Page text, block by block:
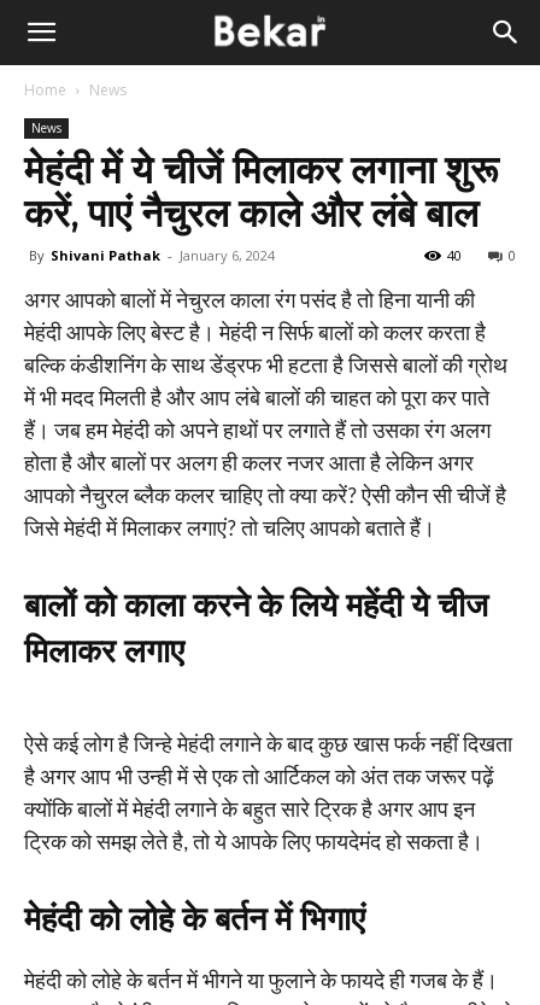
Home News
News
मेहंदी में ये चीजें मिलाकर लगाना शुरू
करें, पाएं नैचुरल काले और लंबे बाल
By Shivani Pathak - January 6, 2024 0
40
अगर आपको बालों में नेचुरल काला रंग पसंद है तो हिना यानी की
मेहंदी आपके लिए बेस्ट है। मेहंदी न सिर्फ बालों को कलर करता है
बल्कि कंडीशनिंग के साथ डेंड्रफ भी हटता है जिससे बालों की ग्रोथ
में भी मदद मिलती है और आप लंबे बालों की चाहत को पूरा कर पाते
हैं। जब हम मेहंदी को अपने हाथों पर लगाते हैं तो उसका रंग अलग
होता है और बालों पर अलग ही कलर नजर आता है लेकिन अगर
आपको नैचुरल ब्लैक कलर चाहिए तो क्या करें? ऐसी कौन सी चीजें है
जिसे मेहंदी में मिलाकर लगाएं? तो चलिए आपको बताते हैं।
बालों को काला करने के लिये महेंदी ये चीज
मिलाकर लगाए
ऐसे कई लोग है जिन्हे मेहंदी लगाने के बाद कुछ खास फर्क नहीं दिखता
है अगर आप भी उन्ही में से एक तो आर्टिकल को अंत तक जरूर पढ़ें
क्योंकि बालों में मेहंदी लगाने के बहुत सारे ट्रिक है अगर आप इन
ट्रिक को समझ लेते है, तो ये आपके लिए फायदेमंद हो सकता है।
मेहंदी को लोहे के बर्तन में भिगाएं
मेहंदी को लोहे के बर्तन में भीगने या फुलाने के फायदे ही गजब के हैं।